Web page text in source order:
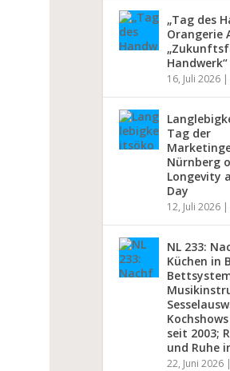
„Tag des
Orangerie
Handwerk“
16, Juli 2026|
Tag der
Nürnberg
Longevity
Day
12, Juli 2026|
NL 233:
Küchen in
seit 2003;
und Ruhe
22, Juni 2026|